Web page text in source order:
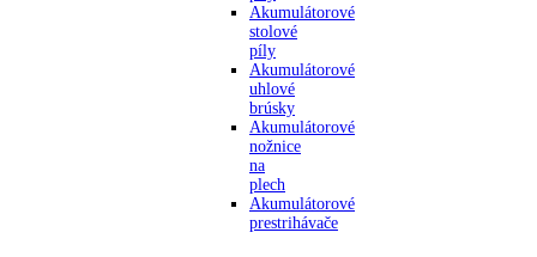
Akumulátorové
stolové
píly
Akumulátorové
uhlové
brúsky
Akumulátorové
nožnice
na
plech
Akumulátorové
prestrihávače